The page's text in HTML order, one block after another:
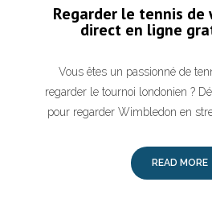
Regarder le tennis de
direct en ligne
Vous êtes un passionné de
regarder le tournoi londonien ?
pour regarder Wimbledon en
READ MORE